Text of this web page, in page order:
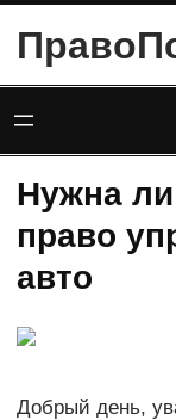
содержимому
Нужна
право
авто
Добрый день,